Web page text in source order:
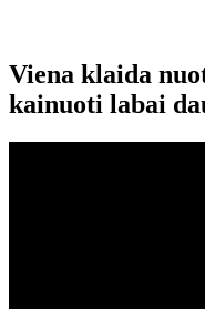
Viena klaida
kainuoti labai